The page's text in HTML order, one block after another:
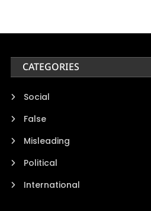
CATEGORIES
Social
False
Misleading
Political
International